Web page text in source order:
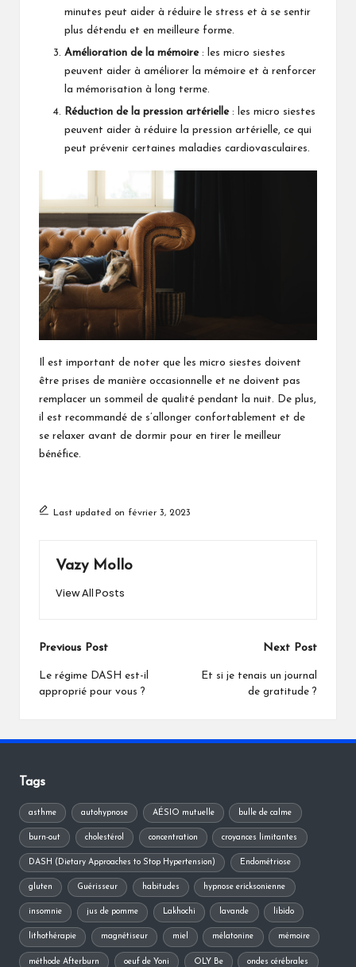
minutes peut aider à réduire le stress et à se sentir
plus détendu et en meilleure forme.
Amélioration de la mémoire: les micro siestes
peuvent aider à améliorer la mémoire et à renforcer
la mémorisation à long terme.
Réduction de la pression artérielle: les micro siestes
peuvent aider à réduire la pression artérielle, ce qui
peut prévenir certaines maladies cardiovasculaires.
Il est important de noter que les micro siestes doivent
être prises de manière occasionnelle et ne doivent pas
remplacer un sommeil de qualité pendant la nuit. De plus,
il est recommandé de s’allonger confortablement et de
se relaxer avant de dormir pour en tirer le meilleur
bénéfice.
Last updated on février 3, 2023
Vazy Mollo
View All Posts
Post
navigation
Previous Post
Le régime DASH est-il
approprié pour vous ?
Next Post
Et si je tenais un journal
de gratitude ?
Tags
asthme autohypnose AÉSIO mutuelle bulle de calme
burn-out cholestérol concentration croyances limitantes
DASH (Dietary Approaches to Stop Hypertension) Endométriose
gluten Guérisseur habitudes hypnose ericksonienne
insomnie jus de pomme Lakhochi lavande libido
lithothérapie magnétiseur miel mélatonine mémoire
méthode Afterburn oeuf de Yoni OLY Be ondes cérébrales